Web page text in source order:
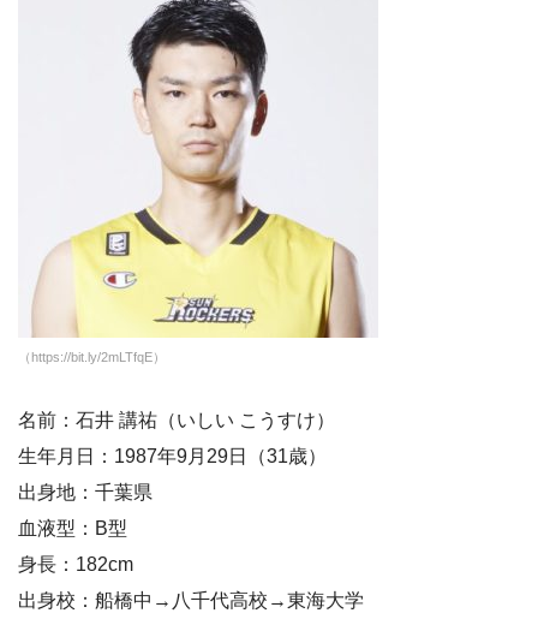
（https://bit.ly/2mLTfqE）
名前：石井 講祐（いしい こうすけ）
生年月日：1987年9月29日（31歳）
出身地：千葉県
血液型：B型
身長：182cm
出身校：船橋中→八千代高校→東海大学